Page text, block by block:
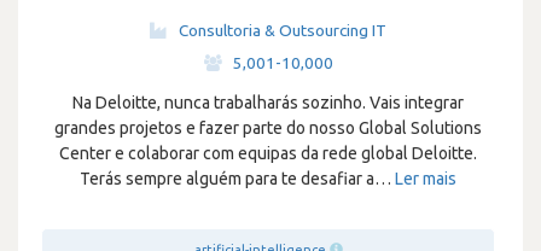
Consultoria & Outsourcing IT
5,001-10,000
Na Deloitte, nunca trabalharás sozinho. Vais integrar
grandes projetos e fazer parte do nosso Global Solutions
Center e colaborar com equipas da rede global Deloitte.
Terás sempre alguém para te desafiar a… Ler mais